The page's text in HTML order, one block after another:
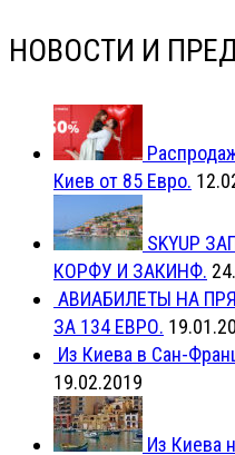
НОВОСТИ И
Киев от 85 Евро.
SKYUP
КОРФУ И ЗАКИНФ.
АВИАБИЛЕТЫ НА
ЗА 134 ЕВРО.
Из Киева в Сан-
19.02.2019
Из Киева